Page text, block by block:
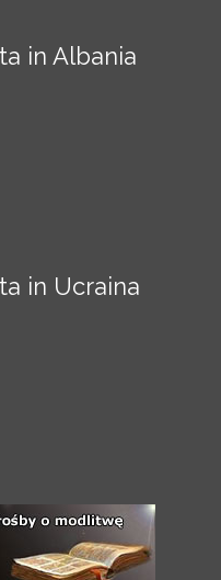
in Albania
in Ucraina